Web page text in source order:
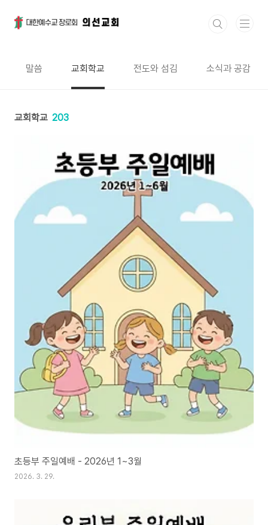
말씀 교회학교 전도와 섬김 소식과 공감
교회학교 203
초등부 주일예배 - 2026년 1~3월
2026. 3. 29.